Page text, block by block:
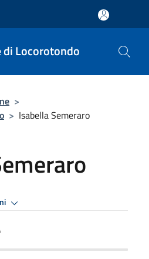
di Locorotondo
>
> Isabella Semeraro